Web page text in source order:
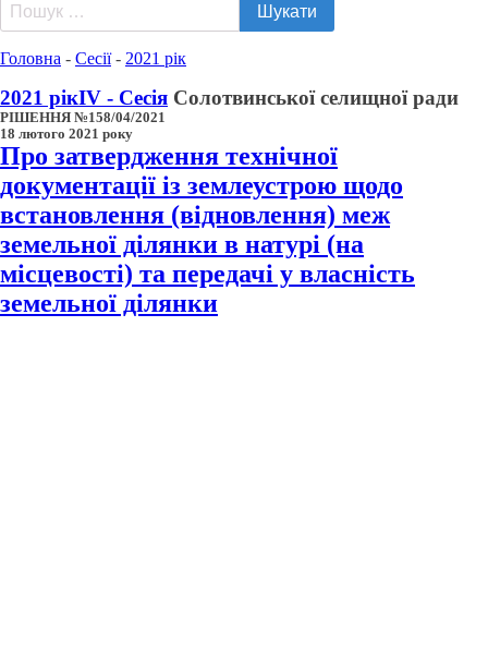
Головна - Сесії- 2021 рік
2021 рікIV - Сесія Солотвинської селищної ради
РІШЕННЯ №158/04/2021
18 лютого 2021 року
Про затвердження технічної
документації із землеустрою щодо
встановлення (відновлення) меж
земельної ділянки в натурі (на
місцевості) та передачі у власність
земельної ділянки